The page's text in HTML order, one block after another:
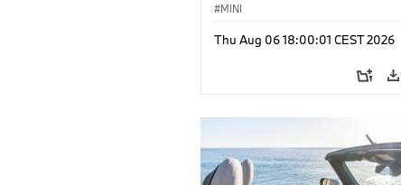
MINI
Thu Aug 06 18:00:01 CEST 2026